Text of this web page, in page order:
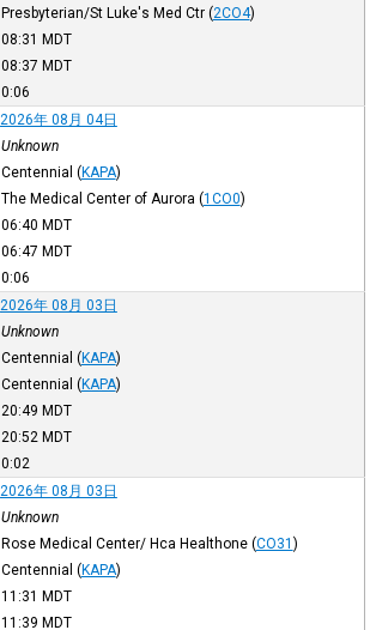
Presbyterian/St Luke's Med Ctr (2CO4)
08:31 MDT
08:37 MDT
0:06
2026年 08月 04日
Unknown
Centennial (KAPA)
The Medical Center of Aurora (1CO0)
06:40 MDT
06:47 MDT
0:06
2026年 08月 03日
Unknown
Centennial (KAPA)
Centennial (KAPA)
20:49 MDT
20:52 MDT
0:02
2026年 08月 03日
Unknown
Rose Medical Center/ Hca Healthone (CO31 )
Centennial (KAPA)
11:31 MDT
11:39 MDT